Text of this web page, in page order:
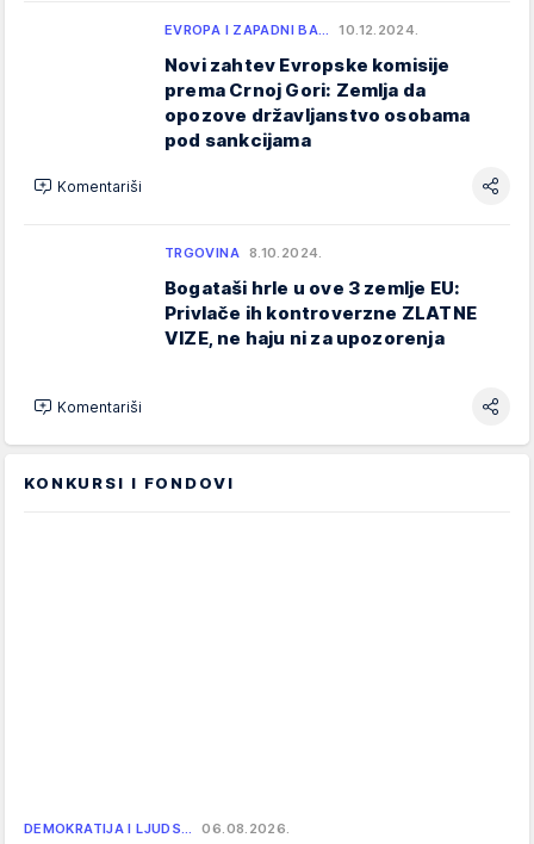
EVROPA I ZAPADNI BA… 10.12.2024.
Novi zahtev Evropske komisije
prema Crnoj Gori: Zemlja da
opozove državljanstvo osobama
pod sankcijama
Komentariši
TRGOVINA 8.10.2024.
Bogataši hrle u ove 3 zemlje EU:
Privlače ih kontroverzne ZLATNE
VIZE, ne haju ni za upozorenja
Komentariši
KONKURSI I FONDOVI
DEMOKRATIJA I LJUDS… 06.08.2026.